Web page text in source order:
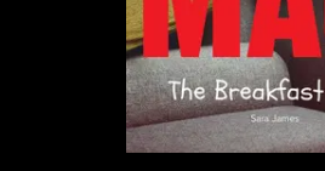
identycznie sformułowanymi
pozwala na bezpośrednie
polityków z preferencjami ich
Szwajcarskie prawo nakłada